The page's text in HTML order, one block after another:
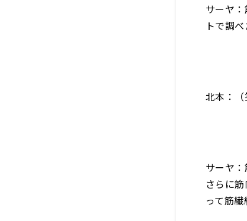
サーヤ
トで調
北本：（
サーヤ
さらに
って筋